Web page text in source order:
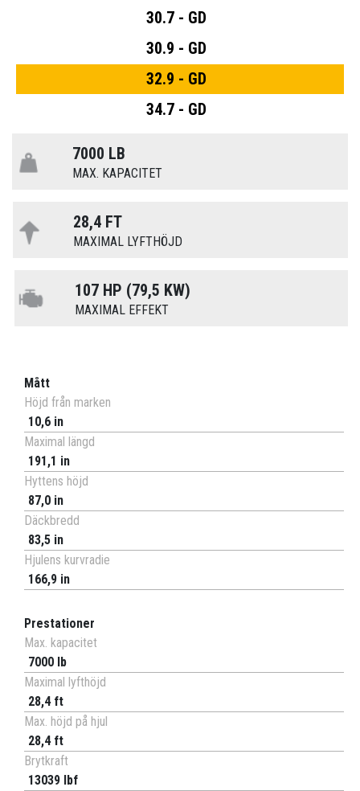
30.7 - GD
30.9 - GD
32.9 - GD
34.7 - GD
7000 LB
MAX. KAPACITET
28,4 FT
MAXIMAL LYFTHÖJD
107 HP (79,5 KW)
MAXIMAL EFFEKT
Mått
Höjd från marken
10,6 in
Maximal längd
191,1 in
Hyttens höjd
87,0 in
Däckbredd
83,5 in
Hjulens kurvradie
166,9 in
Prestationer
Max. kapacitet
7000 lb
Maximal lyfthöjd
28,4 ft
Max. höjd på hjul
28,4 ft
Brytkraft
13039 lbf